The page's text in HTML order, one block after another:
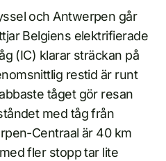
och Antwerpen går
Belgiens elektrifierade
(IC) klarar sträckan på
restid är runt
tåget gör resan
med tåg från
Centraal är 40 km
fler stopp tar lite